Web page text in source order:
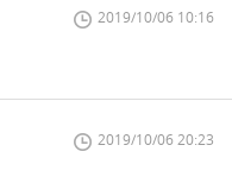
2019/10/06 10:16
2019/10/06 20:23